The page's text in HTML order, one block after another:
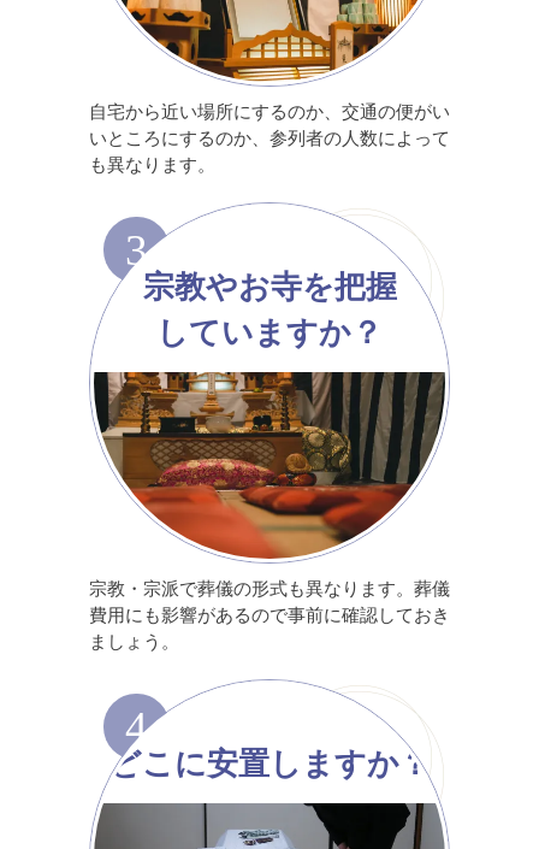
自宅から近い場所にするのか、交通の便がい
いところにするのか、参列者の人数によって
も異なります。
3
宗教やお寺を把握
していますか？
宗教・宗派で葬儀の形式も異なります。葬儀
費用にも影響があるので事前に確認しておき
ましょう。
4
どこに安置しますか？